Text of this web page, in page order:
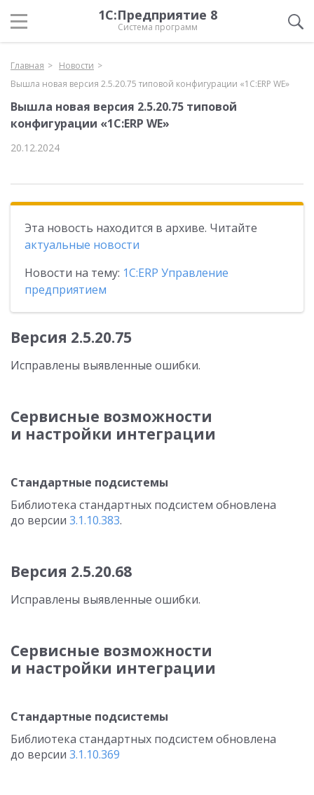
1С:Предприятие 8
Система программ
Главная
Новости
Вышла новая версия 2.5.20.75 типовой конфигурации «1С:ERP WE»
Вышла новая версия 2.5.20.75 типовой
конфигурации «1С:ERP WE»
20.12.2024
Эта новость находится в архиве. Читайте
актуальные новости
Новости на тему: 1С:ERP Управление
предприятием
Версия 2.5.20.75
Исправлены выявленные ошибки.
Сервисные возможности
и настройки интеграции
Стандартные подсистемы
Библиотека стандартных подсистем обновлена
до версии 3.1.10.383.
Версия 2.5.20.68
Исправлены выявленные ошибки.
Сервисные возможности
и настройки интеграции
Стандартные подсистемы
Библиотека стандартных подсистем обновлена
до версии 3.1.10.369